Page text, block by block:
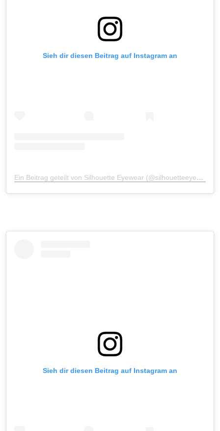
Sieh dir diesen Beitrag auf Instagram an
Ein Beitrag geteilt von Silhouette Eyewear (@silhouetteeyewear)
Sieh dir diesen Beitrag auf Instagram an